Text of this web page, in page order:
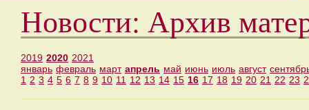
Новости: Архив
2019 2020 2021
январь февраль март апрель май июнь июль август
1 2 3 4 5 6 7 8 9 10 11 12 13 14 15 16 17 18 19 20 21 22 23